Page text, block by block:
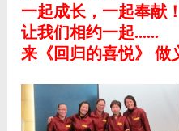
一起成长，一起奉献！
让我们相约一起......
来《回归的喜悦》 做